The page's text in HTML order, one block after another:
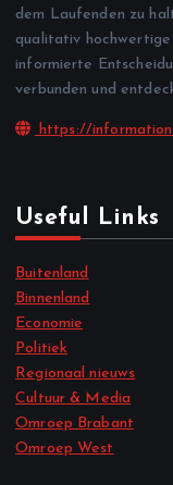
dem Laufenden zu
qualitativ
informierte
verbunden und
https://
Useful Links
Buitenland
Binnenland
Economie
Politiek
Regionaal nieuws
Cultuur & Media
Omroep Brabant
Omroep West